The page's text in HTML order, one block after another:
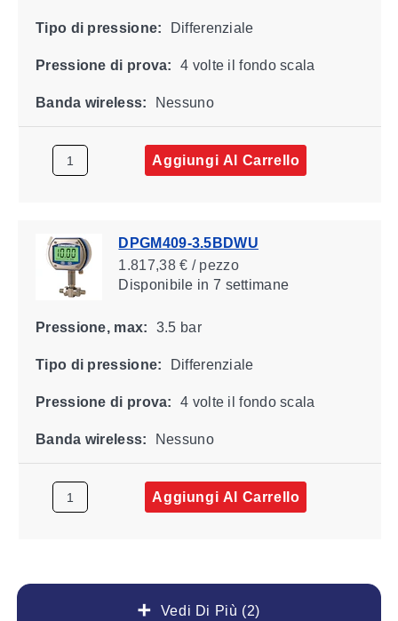
Vedi Di Più (2)
Tipo di pressione: Differenziale
Pressione di prova: 4 volte il fondo scala
Banda wireless: Nessuno
Aggiungi Al Carrello
DPGM409-3.5BDWU
1.817,38 € / pezzo
Disponibile in 7 settimane
Pressione, max: 3.5 bar
Tipo di pressione: Differenziale
Pressione di prova: 4 volte il fondo scala
Banda wireless: Nessuno
Aggiungi Al Carrello